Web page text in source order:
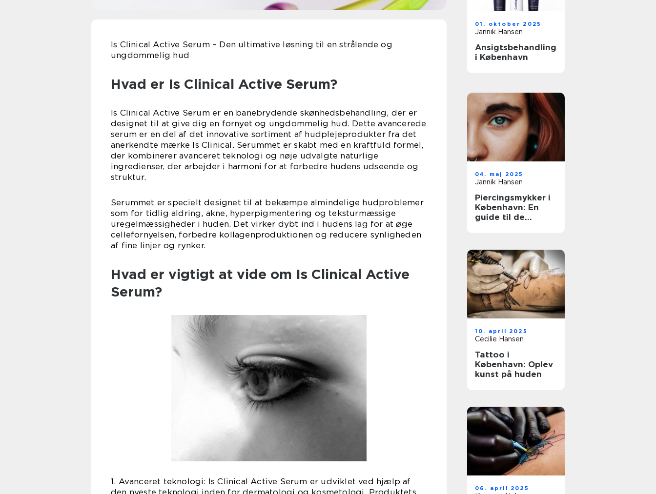
Is Clinical Active Serum – Den ultimative løsning til en strålende og
ungdommelig hud
Hvad er Is Clinical Active Serum?
Is Clinical Active Serum er en banebrydende skønhedsbehandling, der er
designet til at give dig en fornyet og ungdommelig hud. Dette avancerede
serum er en del af det innovative sortiment af hudplejeprodukter fra det
anerkendte mærke Is Clinical. Serummet er skabt med en kraftfuld formel,
der kombinerer avanceret teknologi og nøje udvalgte naturlige
ingredienser, der arbejder i harmoni for at forbedre hudens udseende og
struktur.
Serummet er specielt designet til at bekæmpe almindelige hudproblemer
som for tidlig aldring, akne, hyperpigmentering og teksturmæssige
uregelmæssigheder i huden. Det virker dybt ind i hudens lag for at øge
cellefornyelsen, forbedre kollagenproduktionen og reducere synligheden
af fine linjer og rynker.
Hvad er vigtigt at vide om Is Clinical Active
Serum?
1. Avanceret teknologi: Is Clinical Active Serum er udviklet ved hjælp af
den nyeste teknologi inden for dermatologi og kosmetologi. Produktets
01. oktober 2025
Jannik Hansen
Ansigtsbehandling
i København
04. maj 2025
Jannik Hansen
Piercingsmykker i
København: En
guide til de
10. april 2025
Cecilie Hansen
Tattoo i
København: Oplev
kunst på huden
06. april 2025